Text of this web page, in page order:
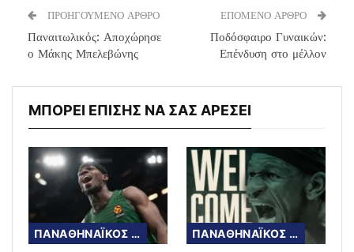
ΠΡΟΗΓΟΥΜΕΝΟ ΑΡΘΡΟ
Παναιτωλικός: Αποχώρησε
ο Μάκης Μπελεβώνης
ΕΠΟΜΕΝΟ ΑΡΘΡΟ
Ποδόσφαιρο Γυναικών:
Επένδυση στο μέλλον
ΜΠΟΡΕΙ ΕΠΙΣΗΣ ΝΑ ΣΑΣ ΑΡΕΣΕΙ
ΠΑΝΑΘΗΝΑΪΚΟΣ ΜΠΑΣΚΕΤ ΠΑΝΑΘΗΝΑΪΚΟΣ ΜΠΑΣΚΕΤ